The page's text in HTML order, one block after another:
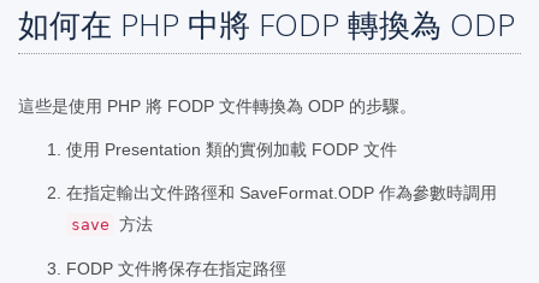
如何在 PHP 中將 FODP 轉換為 ODP
這些是使用 PHP 將 FODP 文件轉換為 ODP 的步驟。
使用 Presentation 類的實例加載 FODP 文件
在指定輸出文件路徑和 SaveFormat.ODP 作為參數時調用
save 方法
FODP 文件將保存在指定路徑